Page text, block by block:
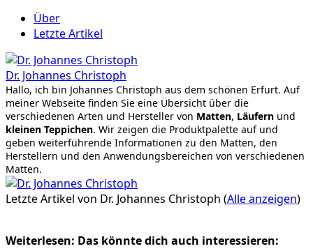
Über
Letzte Artikel
Dr. Johannes Christoph
Hallo, ich bin Johannes Christoph aus dem schönen Erfurt. Auf
meiner Webseite finden Sie eine Übersicht über die
verschiedenen Arten und Hersteller von Matten, Läufern und
kleinen Teppichen. Wir zeigen die Produktpalette auf und
geben weiterführende Informationen zu den Matten, den
Herstellern und den Anwendungsbereichen von verschiedenen
Matten.
Letzte Artikel von Dr. Johannes Christoph (Alle anzeigen)
Weiterlesen: Das könnte dich auch interessieren: